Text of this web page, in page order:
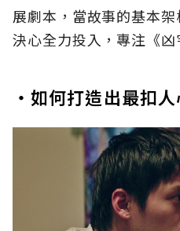
展劇本，當故事的基本
決心全力投入，專注《凶
・如何打造出最扣